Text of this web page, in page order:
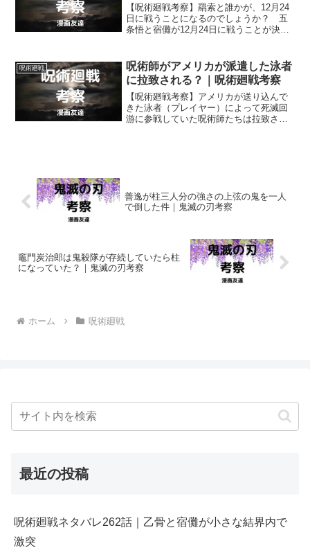
【呪術廻戦考察】羂索と誰かが、12月24
日に戦うことになるのでしょうか？ 五
条悟と宿儺が12月24日に戦うことが決ま
呪術廻戦
呪術師がアメリカが派遣した泳者
に拉致される？｜呪術廻戦考察
【呪術廻戦考察】アメリカが送り込んで
きた泳者（プレイヤー）によって死滅回
游に参戦していた呪術師たちは拉致され
善逸が柱三人分の強さの上弦の鬼を一人
で倒した件｜鬼滅の刃考察
竈門炭治郎は鬼殺隊が存続していたら柱
になっていた？｜鬼滅の刃考察
ホーム 呪術廻戦
最近の投稿
呪術廻戦ネタバレ262話｜乙骨と宿儺が小さな結界内で
激突